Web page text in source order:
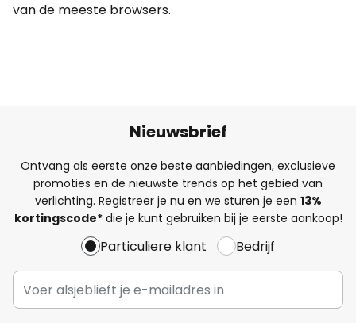
van de meeste browsers.
Nieuwsbrief
Ontvang als eerste onze beste aanbiedingen, exclusieve
promoties en de nieuwste trends op het gebied van
verlichting. Registreer je nu en we sturen je een 13%
kortingscode*die je kunt gebruiken bij je eerste aankoop!
Particuliere klant Bedrijf